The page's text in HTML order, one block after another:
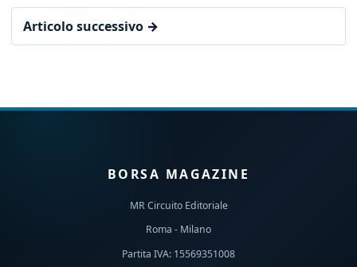
Articolo successivo →
BORSA MAGAZINE
MR Circuito Editoriale
Roma - Milano
Partita IVA: 15569351008